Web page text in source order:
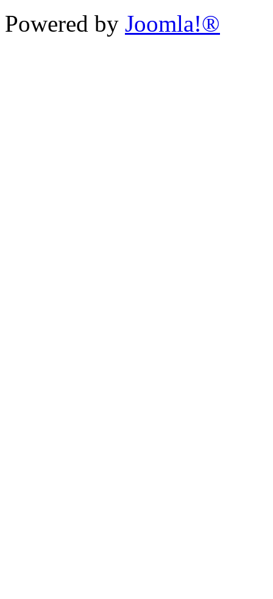
Powered by Joomla!®